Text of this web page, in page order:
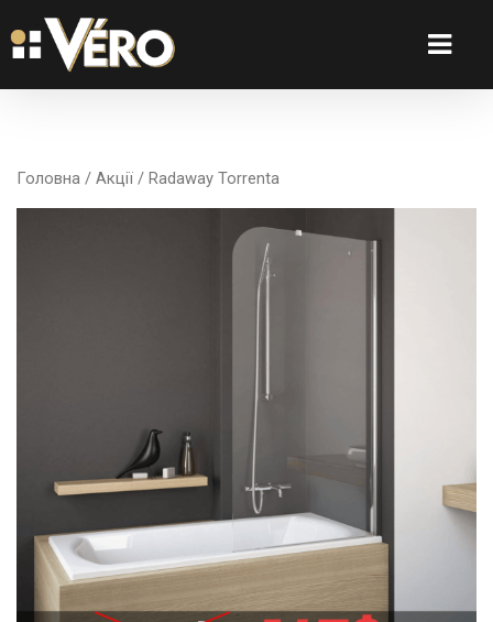
Головна / Акції / Radaway Torrenta